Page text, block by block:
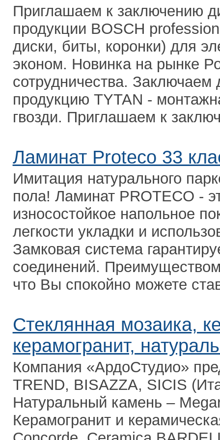
Приглашаем к заключению
продукции BOSCH
диски, биты, коронки) для
эконом. Новинка на рынке
сотрудничества. Заключаем
продукцию TYTAN -
гвозди. Приглашаем к
Ламинат Proteco 33
Имитация натурального
пола! Ламинат PROTECO -
износостойкое напольное
легкости укладки и
Замковая система
соединений.
что Вы спокойно можете
Стеклянная мозаика,
керамогранит,
Компания «АрдоСтудио»
TREND, BISAZZA, SICIS
Натуральный камень –
Керамогранит и